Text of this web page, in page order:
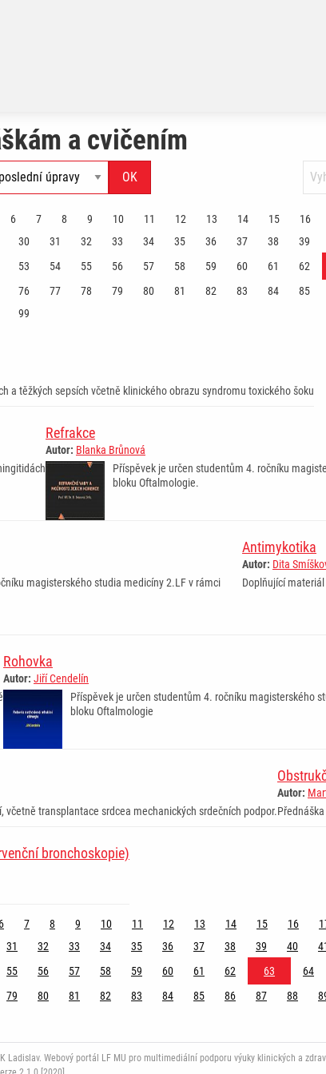
a cvičením
6 7 8 9 10 11 12 13 14 15 16
30 31 32 33 34 35 36 37 38 39
53 54 55 56 57 58 59 60 61 62
76 77 78 79 80 81 82 83 84 85
99
a těžkých sepsích včetně klinického obrazu syndromu toxického šoku
Refrakce
Autor: Blanka Brůnová
Příspěvek je určen studentům 4. ročníku
bloku Oftalmologie.
magisterského studia medicíny 2.LF v rámci
Antimykotika
Autor: Dita
Doplňující
Rohovka
Autor: Jiří Cendelín
Příspěvek je určen studentům 4. ročníku magisterského
bloku Oftalmologie
transplantace srdcea mechanických srdečních podpor.
Autor:
Přednáška
bronchoskopie)
6 7 8 9 10 11 12 13 14 15 16
31 32 33 34 35 36 37 38 39 40
55 56 57 58 59 60 61 62 63 64
79 80 81 82 83 84 85 86 87 88
Ladislav. Webový portál LF MU pro multimediální podporu výuky klinických a